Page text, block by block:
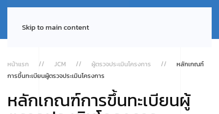
Skip to main content
หน้าแรก JCM ผู้ตรวจประเมินโครงการ
หลักเกณฑ์
การขึ้นทะเบียนผู้ตรวจประเมินโครงการ
หลักเกณฑ์การขึ้นทะเบียนผู้